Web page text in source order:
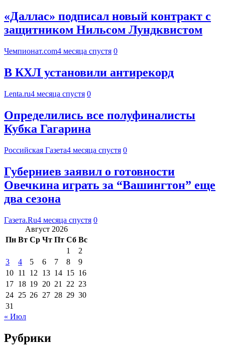
«Даллас» подписал новый контракт с
защитником Нильсом Лундквистом
Чемпионат.com4 месяца спустя 0
В КХЛ установили антирекорд
Lenta.ru4 месяца спустя 0
Определились все полуфиналисты
Кубка Гагарина
Российская Газета4 месяца спустя 0
Губерниев заявил о готовности
Овечкина играть за “Вашингтон” еще
два сезона
Газета.Ru4 месяца спустя 0
Август 2026
Пн Вт Ср Чт Пт Сб Вс
1
2
3
4 5 6 7 8
9
10 11 12 13 14 15 16
17 18 19 20 21 22 23
24 25 26 27 28 29 30
31
« Июл
Рубрики